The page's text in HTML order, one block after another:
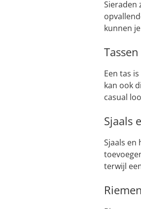
Sieraden
kunnen
Een tas
kan ook
casual
Sjaals
Sjaals en
terwijl